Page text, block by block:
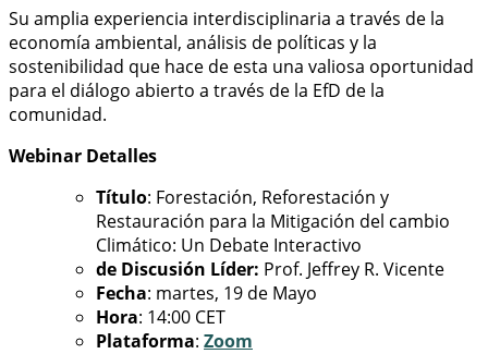
Su amplia experiencia interdisciplinaria a través de la
economía ambiental, análisis de políticas y la
sostenibilidad que hace de esta una valiosa oportunidad
para el diálogo abierto a través de la EfD de la
comunidad.
Webinar Detalles
Título: Forestación, Reforestación y
Restauración para la Mitigación del cambio
Climático: Un Debate Interactivo
de Discusión Líder: Prof. Jeffrey R. Vicente
Fecha: martes, 19 de Mayo
Hora: 14:00 CET
Plataforma: Zoom